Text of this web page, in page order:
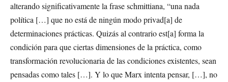
alterando significativamente la frase schmittiana, “una nada
política […] que no está de ningún modo privad[a] de
determinaciones prácticas. Quizás al contrario est[a] forma la
condición para que ciertas dimensiones de la práctica, como
transformación revolucionaria de las condiciones existentes, sean
pensadas como tales […]. Y lo que Marx intenta pensar, […], no